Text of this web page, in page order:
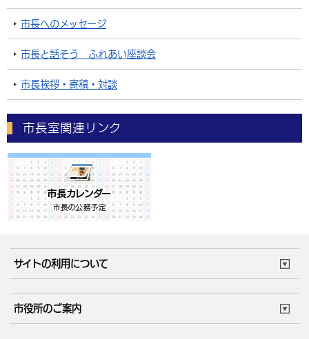
市長へのメッセージ
市長と話そう ふれあい座談会
市長挨拶・寄稿・対談
市長室関連リンク
サイトの利用について
市役所のご案内